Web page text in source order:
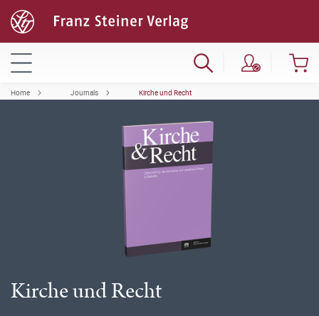
Home Journals Kirche und Recht
Kirche und Recht